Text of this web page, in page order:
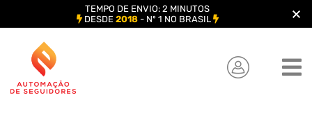
content
TEMPO DE ENVIO: 2 MINUTOS
DESDE 2018- Nº 1 NO BRASIL